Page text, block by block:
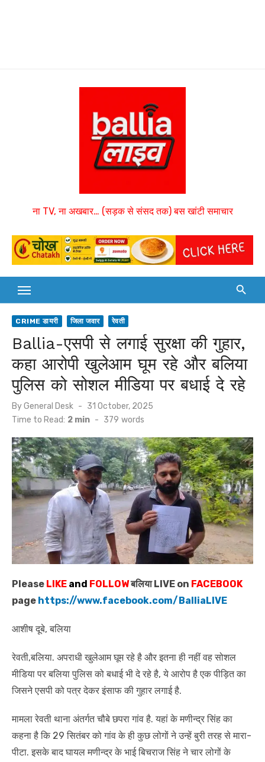
ना TV, ना अखबार… (सड़क से संसद तक) बस खांटी समाचार
CRIME डायरी जिला जवार रेवती
Ballia-एसपी से लगाई सुरक्षा की गुहार,
कहा आरोपी खुलेआम घूम रहे और बलिया
पुलिस को सोशल मीडिया पर बधाई दे रहे
ByGeneral Desk
Posted
on
31 October, 2025
Time to Read: 2 min - 379 words
Please LIKE and FOLLOWबलिया LIVE on FACEBOOK
page https://www.facebook.com/BalliaLIVE
आशीष दूबे, बलिया
रेवती,बलिया. अपराधी खुलेआम घूम रहे है और इतना ही नहीं वह सोशल
मीडिया पर बलिया पुलिस को बधाई भी दे रहे है, ये आरोप है एक पीड़ित का
जिसने एसपी को पत्र देकर इंसाफ की गुहार लगाई है.
मामला रेवती थाना अंतर्गत चौबे छपरा गांव है. यहां के मणीन्द्र सिंह का
कहना है कि 29 सितंबर को गांव के ही कुछ लोगों ने उन्हें बुरी तरह से मारा-
पीटा. इसके बाद घायल मणीन्द्र के भाई बिचराज सिंह ने चार लोगों के